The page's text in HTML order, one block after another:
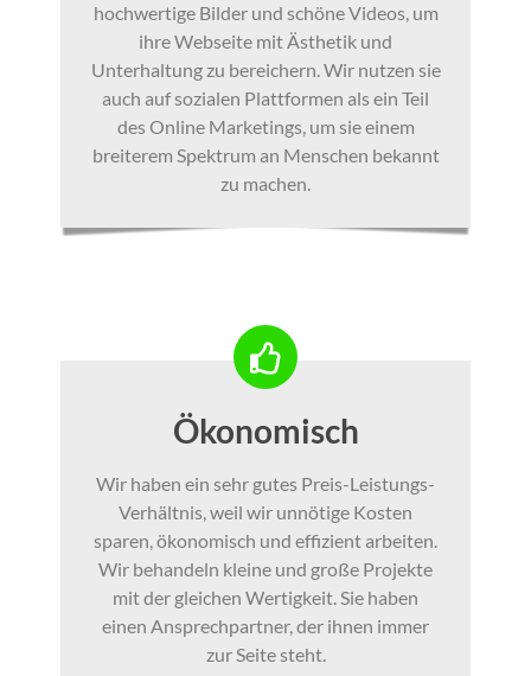
hochwertige Bilder und schöne Videos, um
ihre Webseite mit Ästhetik und
Unterhaltung zu bereichern. Wir nutzen sie
auch auf sozialen Plattformen als ein Teil
des Online Marketings, um sie einem
breiterem Spektrum an Menschen bekannt
zu machen.
Ökonomisch
Wir haben ein sehr gutes Preis-Leistungs-
Verhältnis, weil wir unnötige Kosten
sparen, ökonomisch und effizient arbeiten.
Wir behandeln kleine und große Projekte
mit der gleichen Wertigkeit. Sie haben
einen Ansprechpartner, der ihnen immer
zur Seite steht.